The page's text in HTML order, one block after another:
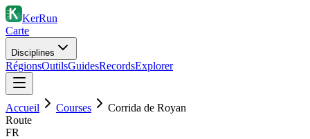
KerRun
Carte
Disciplines
RégionsOutilsGuidesRecordsExplorer
Accueil Courses
Corrida de Royan
Route
FR